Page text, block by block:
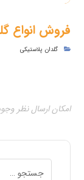
فروش انواع
گلدان پلاستیکی
امکان ارسال نظر